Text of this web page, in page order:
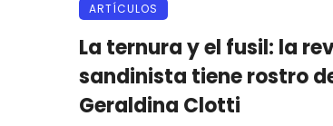
ARTÍCULOS
La ternura y el fusil: la
sandinista tiene rostro
Geraldina Clotti